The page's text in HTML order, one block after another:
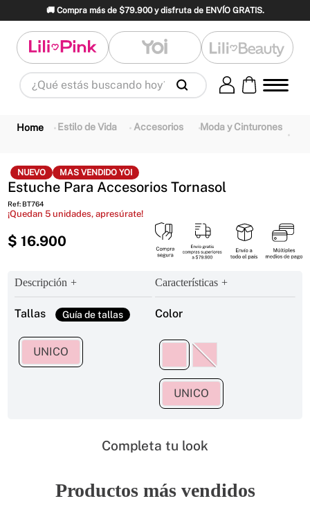
🚚 Compra más de $79.900 y disfruta de ENVÍO GRATIS.
¿Qué estás buscando hoy?
Estilo de Vida Accesorios Moda y Cinturones
NUEVO MAS VENDIDO YOI
Estuche Para Accesorios Tornasol
Ref: BT764
¡Quedan5 unidades, apresúrate!
$ 16.900
Descripción
Tallas
UNICO
Características
Color
UNICO
Completa tu look
Productos más vendidos
panty 2 brasier . vestidos baño
7. perfume 8.